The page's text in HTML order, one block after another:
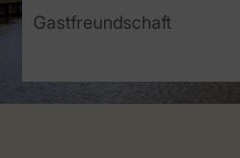
Gastfreundschaft